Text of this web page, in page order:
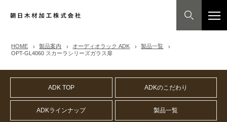
HOME 製品案内 オーディオラック ADK
製品一覧
OPT-GL4060 スカーラシリーズガラス扉
ADK TOP ADKのこだわり
ADKラインナップ 製品一覧